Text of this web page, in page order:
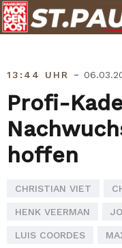
Skip
to
13:44 UHR -
Profi-
hoffen
CHRISTIAN VIET
HENK VEERMAN
LUIS COORDES